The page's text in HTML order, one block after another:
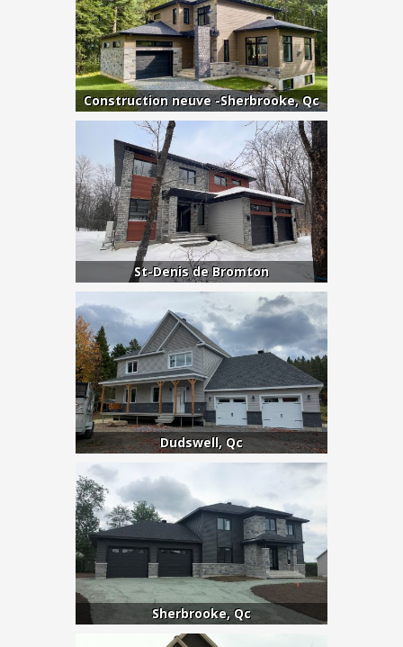
Construction neuve -Sherbrooke, Qc
St-Denis de Bromton
Dudswell, Qc
Sherbrooke, Qc